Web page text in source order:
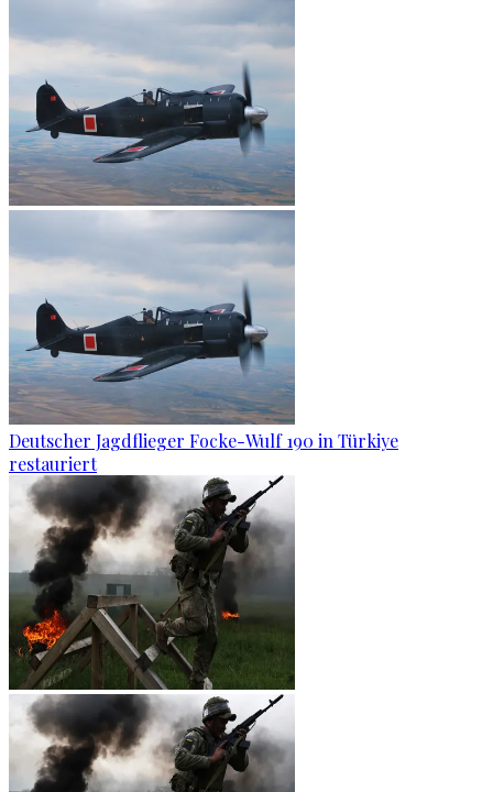
Deutscher Jagdflieger Focke-Wulf 190 in Türkiye
restauriert